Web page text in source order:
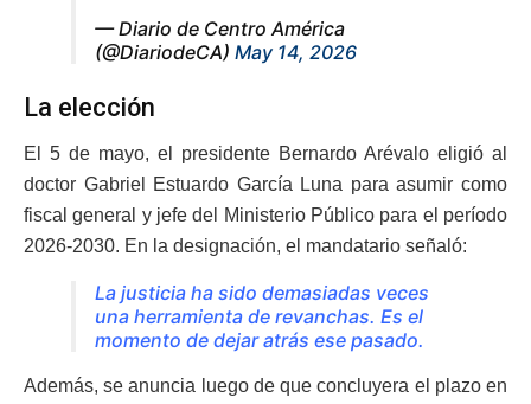
— Diario de Centro América
(@DiariodeCA) May 14, 2026
La elección
El 5 de mayo, el presidente Bernardo Arévalo eligió al
doctor Gabriel Estuardo García Luna para asumir como
fiscal general y jefe del Ministerio Público para el período
2026-2030. En la designación, el mandatario señaló:
La justicia ha sido demasiadas veces
una herramienta de revanchas. Es el
momento de dejar atrás ese pasado.
Además, se anuncia luego de que concluyera el plazo en